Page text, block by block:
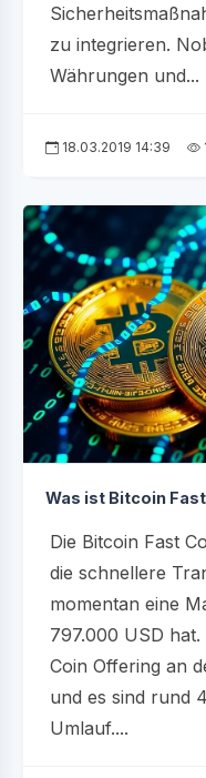
zu integrieren.
Währungen und...
18.03.2019 14:39
Was ist Bitcoin
Die Bitcoin Fast
die schnellere
momentan eine
797.000 USD
Coin Offering an
und es sind rund
Umlauf....